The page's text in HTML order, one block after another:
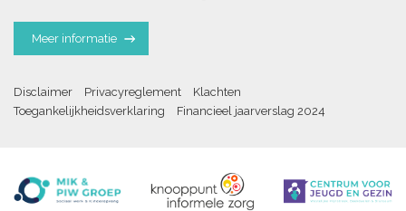
Meer informatie
Disclaimer Privacyreglement
Klachten
Toegankelijkheidsverklaring
Financieel jaarverslag 2024